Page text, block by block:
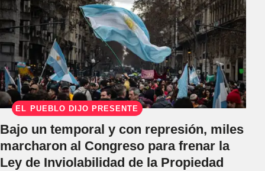
EL PUEBLO DIJO PRESENTE
Bajo un temporal y con represión, miles
marcharon al Congreso para frenar la
Ley de Inviolabilidad de la Propiedad